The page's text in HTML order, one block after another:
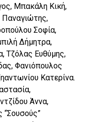
Μπακάλη Κική,
Σοφία,
Δήμητρα,
Τζόλας Ευθύμης,
Φανιόπουλος
Κατερίνα.
Άννα,